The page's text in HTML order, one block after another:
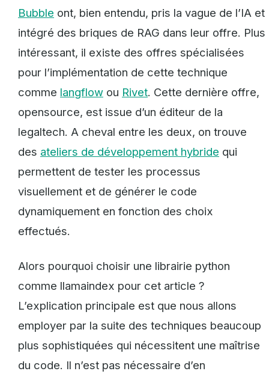
Bubble ont, bien entendu, pris la vague de l’IA et
intégré des briques de RAG dans leur offre. Plus
intéressant, il existe des offres spécialisées
pour l’implémentation de cette technique
comme langflow ou Rivet. Cette dernière offre,
opensource, est issue d’un éditeur de la
legaltech. A cheval entre les deux, on trouve
des ateliers de développement hybride qui
permettent de tester les processus
visuellement et de générer le code
dynamiquement en fonction des choix
effectués.
Alors pourquoi choisir une librairie python
comme llamaindex pour cet article ?
L’explication principale est que nous allons
employer par la suite des techniques beaucoup
plus sophistiquées qui nécessitent une maîtrise
du code. Il n’est pas nécessaire d’en